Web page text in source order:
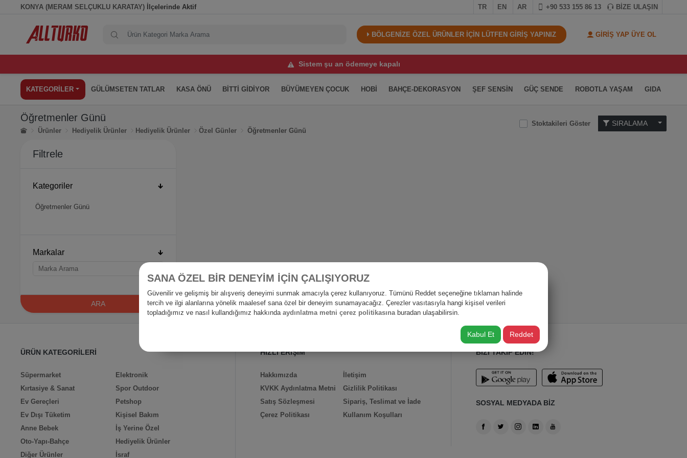
TR EN AR +90 533 155 86 13 BİZE ULAŞIN
KONYA (MERAM SELÇUKLU KARATAY) İlçelerinde Aktif
BÖLGENİZE ÖZEL ÜRÜNLER İÇİN LÜTFEN GİRİŞ YAPINIZ GİRİŞ YAP ÜYE OL
Sistem şu an ödemeye kapalı
KATEGORİLER GÜLÜMSETEN TATLAR KASA ÖNÜ BİTTİ GİDİYOR BÜYÜMEYEN ÇOCUK HOBİ BAHÇE-DEKORASYON ŞEF SENSİN GÜÇ SENDE ROBOTLA YAŞAM GIDA
Öğretmenler Günü
Ürünler Hediyelik Ürünler Hediyelik Ürünler Özel Günler Öğretmenler Günü
Stoktakileri Göster
Filtrele
Kategoriler
Öğretmenler Günü
Markalar
ARA
ÜRÜN KATEGORİLERİ
Süpermarket
Elektronik
Kırtasiye & Sanat
Spor Outdoor
Ev Gereçleri
Petshop
Ev Dışı Tüketim
Kişisel Bakım
Anne Bebek
İş Yerine Özel
Oto-Yapı-Bahçe
Hediyelik Ürünler
Diğer Ürünler
İsraf
HIZLI ERİŞİM
Hakkımızda
KVKK Aydınlatma Metni
Satış Sözleşmesi
Çerez Politikası
İletişim
Gizlilik Politikası
Sipariş, Teslimat ve İade
Kullanım Koşulları
BİZİ TAKİP EDİN!
SOSYAL MEDYADA BİZ
SANA ÖZEL BİR DENEYİM İÇİN ÇALIŞIYORUZ
Güvenilir ve gelişmiş bir alışveriş deneyimi sunmak amacıyla çerez kullanıyoruz. Tümünü Reddet seçeneğine tıklaman halinde
tercih ve ilgi alanlarına yönelik maalesef sana özel bir deneyim sunamayacağız. Çerezler vasıtasıyla hangi kişisel verileri
topladığımız ve nasıl kullandığımız hakkında aydınlatma metni çerez politikasına buradan ulaşabilirsin.
Kabul Et Reddet